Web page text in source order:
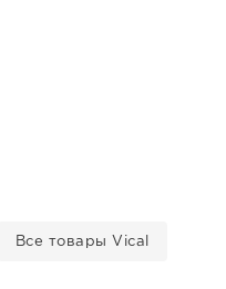
Все товары Vical